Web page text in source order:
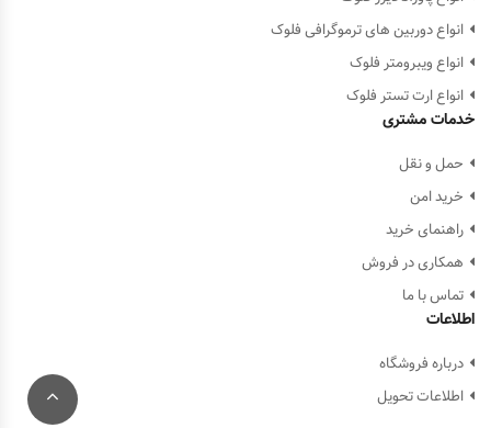
انواع دوربین های ترموگرافی فلوک
انواع ویبرومتر فلوک
انواع ارت تستر فلوک
خدمات مشتری
حمل و نقل
خرید امن
راهنمای خرید
همکاری در فروش
تماس با ما
اطلاعات
درباره فروشگاه
اطلاعات تحویل